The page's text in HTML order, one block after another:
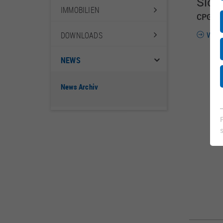
IM­MO­BILIEN
DOWNLOADS
NEWS
News Archiv
CPG